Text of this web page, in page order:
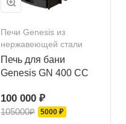
Печи Genesis из
нержавеющей стали
Печь для бани
Genesis GN 400 СС
100 000 ₽
105000₽ 5000 ₽